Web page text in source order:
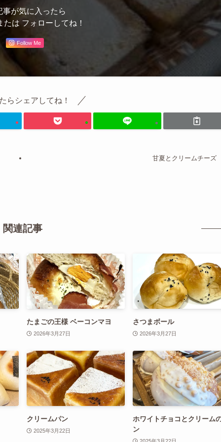
事が気に入ったら
は フォローしてね！
Follow Me
らシェアしてね！
甘夏とクリームチーズ
関連記事
たまごの王様 ベーコンマヨ
2026年3月27日
さつまボール
2026年3月27日
クリームパン
2025年3月22日
ホワイトチョコとクリーム
ン
2025年3月22日